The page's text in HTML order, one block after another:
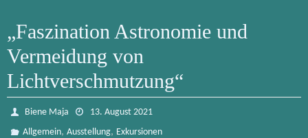
„Faszination Astronomie und
Vermeidung von
Lichtverschmutzung“
Biene Maja
13. August 2021
Allgemein,Ausstellung, Exkursionen